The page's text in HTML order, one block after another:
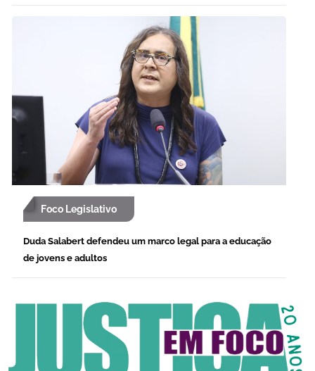
Foco Legislativo
Duda Salabert defendeu um marco legal para a educação
de jovens e adultos